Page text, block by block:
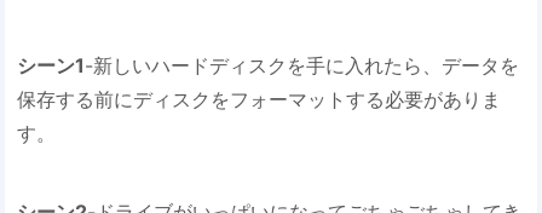
シーン1-新しいハードディスクを手に入れたら、データを
保存する前にディスクをフォーマットする必要がありま
す。